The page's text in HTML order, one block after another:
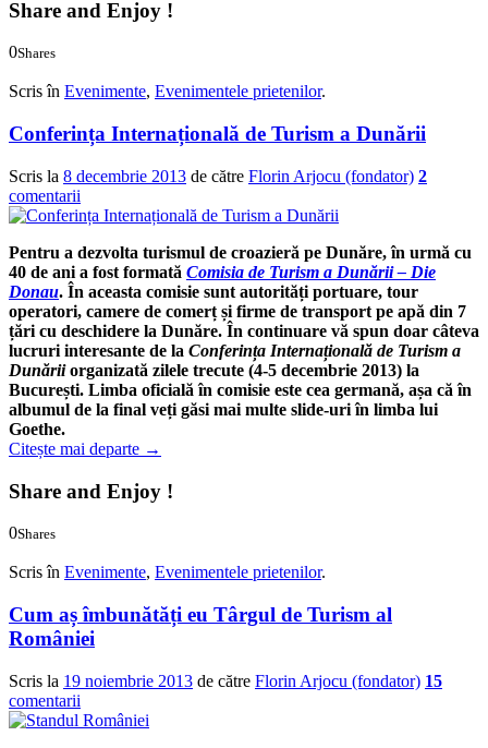
Share and Enjoy !
0Shares
Scris în Evenimente, Evenimentele prietenilor.
Conferința Internațională de Turism a Dunării
Scris la 8 decembrie 2013 de către Florin Arjocu (fondator) 2
comentarii
Pentru a dezvolta turismul de croazieră pe Dunăre, în urmă cu
40 de ani a fost formată Comisia de Turism a Dunării – Die
Donau. În aceasta comisie sunt autorități portuare, tour
operatori, camere de comerț și firme de transport pe apă din 7
țări cu deschidere la Dunăre. În continuare vă spun doar câteva
lucruri interesante de la Conferința Internațională de Turism a
Dunăriiorganizată zilele trecute (4-5 decembrie 2013) la
București. Limba oficială în comisie este cea germană, așa că în
albumul de la final veți găsi mai multe slide-uri în limba lui
Goethe.
Citește mai departe →
Share and Enjoy !
0Shares
Scris în Evenimente, Evenimentele prietenilor.
Cum aș îmbunătăți eu Târgul de Turism al
României
Scris la 19 noiembrie 2013 de către Florin Arjocu (fondator) 15
comentarii